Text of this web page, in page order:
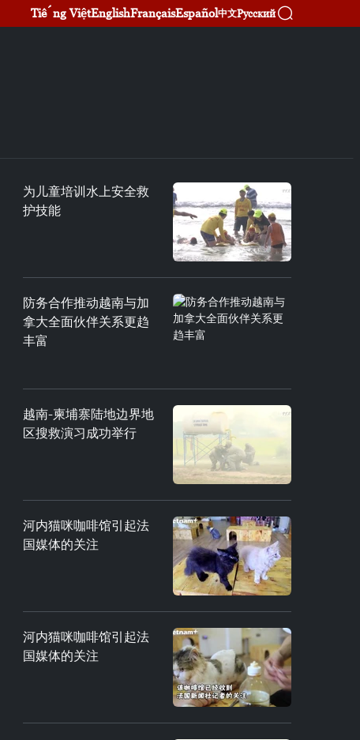
Tiếng ViệtEnglishFrançaisEspañol中文Русский
为儿童培训水上安全救
护技能
防务合作推动越南与加
拿大全面伙伴关系更趋
丰富
越南-柬埔寨陆地边界地
区搜救演习成功举行
河内猫咪咖啡馆引起法
国媒体的关注
河内猫咪咖啡馆引起法
国媒体的关注